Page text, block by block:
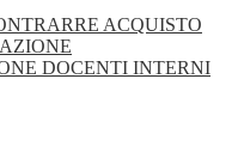
ACQUISTO
DOCENTI INTERNI